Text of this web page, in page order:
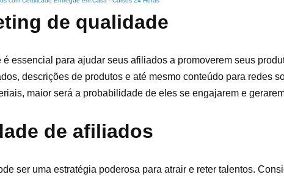
de qualidade
essencial para ajudar seus afiliados a promoverem seus
descrições de produtos e até mesmo conteúdo para redes
maior será a probabilidade de eles se engajarem e
de afiliados
ser uma estratégia poderosa para atrair e reter talentos.